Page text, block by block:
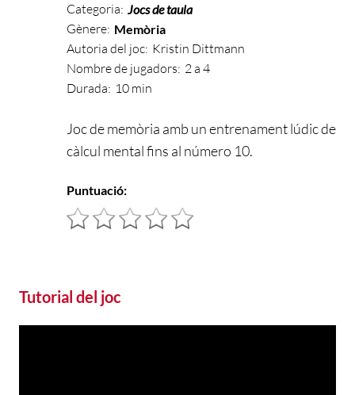
Categoria: Jocs de taula
Gènere: Memòria
Autoria del joc: Kristin Dittmann
Nombre de jugadors: 2 a 4
Durada: 10 min
Joc de memòria amb un entrenament lúdic de
càlcul mental fins al número 10.
Puntuació:
Tutorial del joc